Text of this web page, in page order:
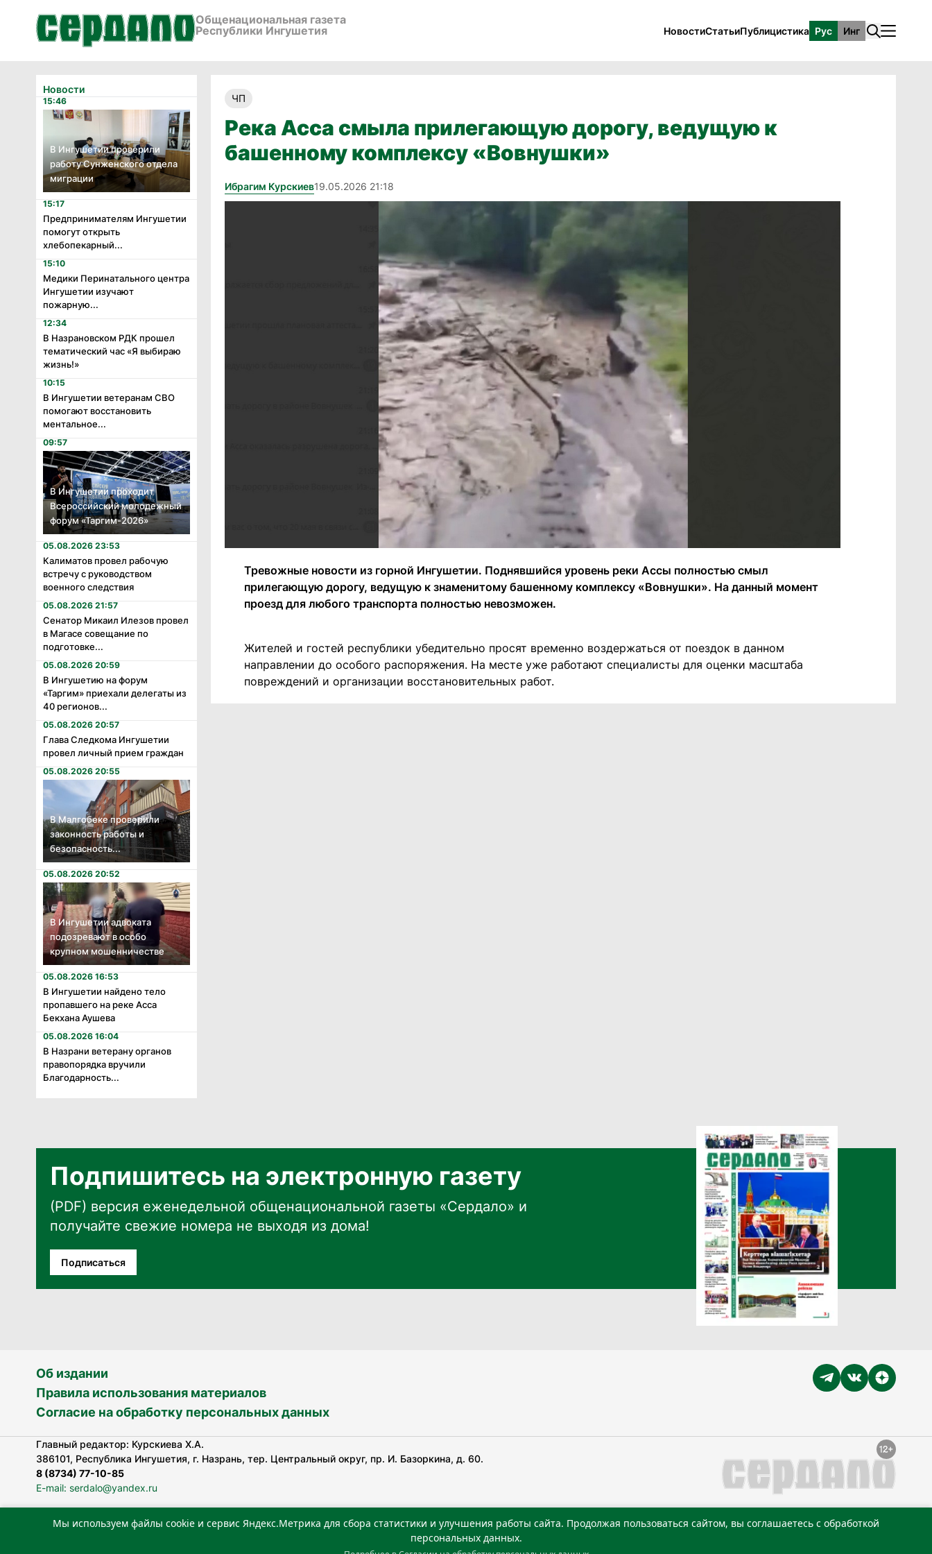
Общенациональная газета
Республики Ингушетия
НовостиСтатьиПублицистика Рус Инг
Новости
15:46
В Ингушетии проверили
работу Сунженского отдела
миграции
15:17
Предпринимателям Ингушетии
помогут открыть
хлебопекарный...
15:10
Медики Перинатального центра
Ингушетии изучают
пожарную...
12:34
В Назрановском РДК прошел
тематический час «Я выбираю
жизнь!»
10:15
В Ингушетии ветеранам СВО
помогают восстановить
ментальное...
09:57
В Ингушетии проходит
Всероссийский молодежный
форум «Таргим-2026»
05.08.2026 23:53
Калиматов провел рабочую
встречу с руководством
военного следствия
05.08.2026 21:57
Сенатор Микаил Илезов провел
в Магасе совещание по
подготовке...
05.08.2026 20:59
В Ингушетию на форум
«Таргим» приехали делегаты из
40 регионов...
05.08.2026 20:57
Глава Следкома Ингушетии
провел личный прием граждан
05.08.2026 20:55
В Малгобеке проверили
законность работы и
безопасность...
05.08.2026 20:52
В Ингушетии адвоката
подозревают в особо
крупном мошенничестве
05.08.2026 16:53
В Ингушетии найдено тело
пропавшего на реке Асса
Бекхана Аушева
05.08.2026 16:04
В Назрани ветерану органов
правопорядка вручили
Благодарность...
ЧП
Река Асса смыла прилегающую дорогу, ведущую к
башенному комплексу «Вовнушки»
Ибрагим Курскиев19.05.2026 21:18
Тревожные новости из горной Ингушетии. Поднявшийся уровень реки Ассы полностью смыл
прилегающую дорогу, ведущую к знаменитому башенному комплексу «Вовнушки». На данный момент
проезд для любого транспорта полностью невозможен.
Жителей и гостей республики убедительно просят временно воздержаться от поездок в данном
направлении до особого распоряжения. На месте уже работают специалисты для оценки масштаба
повреждений и организации восстановительных работ.
Подпишитесь на электронную газету
(PDF) версия еженедельной общенациональной газеты «Сердало» и
получайте свежие номера не выходя из дома!
Подписаться
Об издании
Правила использования материалов
Согласие на обработку персональных данных
Главный редактор: Курскиева Х.А.
386101, Республика Ингушетия, г. Назрань, тер. Центральный округ, пр. И. Базоркина, д. 60.
8 (8734) 77-10-85
E-mail: serdalo@yandex.ru
Сетевое издание «Сердало» зарегистрировано Федеральной службой по надзору в сфере связи, информационных
Мы используем файлы cookie и сервис Яндекс.Метрика для сбора статистики и улучшения работы сайта. Продолжая пользоваться сайтом, вы соглашаетесь с обработкой
персональных данных.